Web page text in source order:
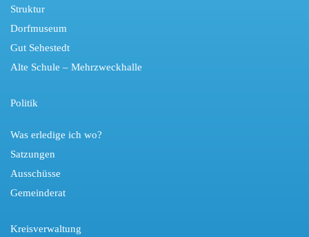
Struktur
Dorfmuseum
Gut Sehestedt
Alte Schule – Mehrzweckhalle
Politik
Was erledige ich wo?
Satzungen
Ausschüsse
Gemeinderat
Kreisverwaltung